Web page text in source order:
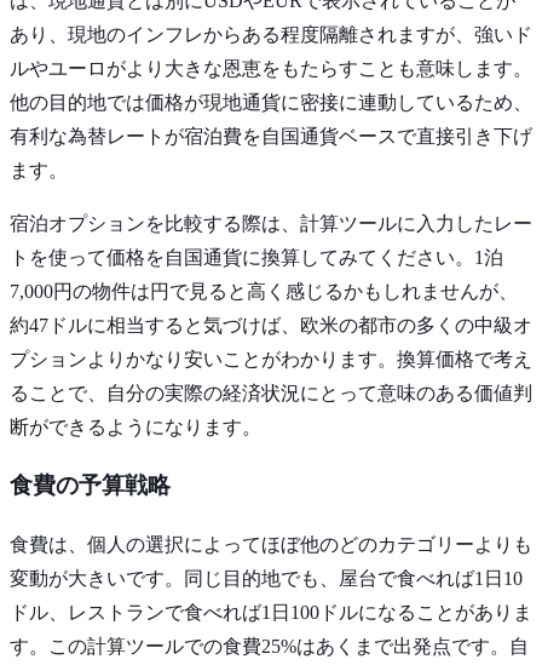
あり、現地のインフレからある程度隔離されますが、強いド
ルやユーロがより大きな恩恵をもたらすことも意味します。
他の目的地では価格が現地通貨に密接に連動しているため、
有利な為替レートが宿泊費を自国通貨ベースで直接引き下げ
ます。
宿泊オプションを比較する際は、計算ツールに入力したレー
トを使って価格を自国通貨に換算してみてください。1泊
7,000円の物件は円で見ると高く感じるかもしれませんが、
約47ドルに相当すると気づけば、欧米の都市の多くの中級オ
プションよりかなり安いことがわかります。換算価格で考え
ることで、自分の実際の経済状況にとって意味のある価値判
断ができるようになります。
食費の予算戦略
食費は、個人の選択によってほぼ他のどのカテゴリーよりも
変動が大きいです。同じ目的地でも、屋台で食べれば1日10
ドル、レストランで食べれば1日100ドルになることがありま
す。この計算ツールでの食費25%はあくまで出発点です。自